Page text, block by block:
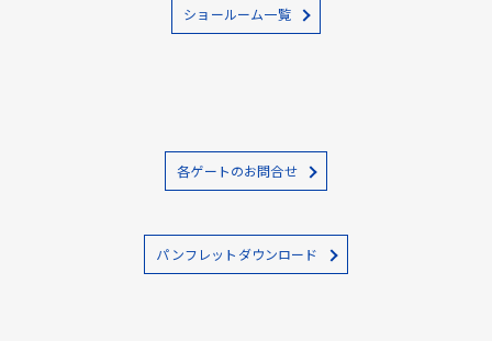
ショールーム一覧
各ゲートのお問合せ
パンフレットダウンロード